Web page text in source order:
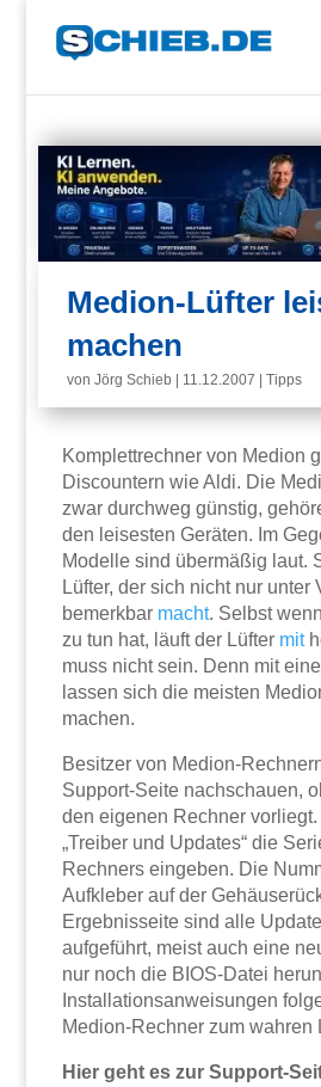
Medion-Lüfter
machen
vonJörg Schieb 11.12.2007 |Tipps
Komplettrechner von Medion
Discountern wie Aldi. Die
zwar durchweg günstig,
den leisesten Geräten. Im
Modelle sind übermäßig laut.
Lüfter, der sich nicht nur unter
bemerkbar macht. Selbst
zu tun hat, läuft der Lüfter mit
muss nicht sein. Denn mit
lassen sich die meisten
machen.
Besitzer von Medion-
Support-Seite nachschauen,
den eigenen Rechner
„Treiber und Updates“ die
Rechners eingeben. Die
Aufkleber auf der
Ergebnisseite sind alle
aufgeführt, meist auch eine
nur noch die BIOS-Datei
Installationsanweisungen
Medion-Rechner zum wahren
Hier geht es zur Support-